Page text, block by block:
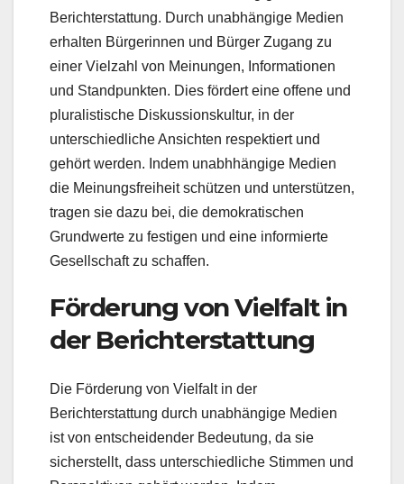
Berichterstattung. Durch unabhängige Medien
erhalten Bürgerinnen und Bürger Zugang zu
einer Vielzahl von Meinungen, Informationen
und Standpunkten. Dies fördert eine offene und
pluralistische Diskussionskultur, in der
unterschiedliche Ansichten respektiert und
gehört werden. Indem unabhhängige Medien
die Meinungsfreiheit schützen und unterstützen,
tragen sie dazu bei, die demokratischen
Grundwerte zu festigen und eine informierte
Gesellschaft zu schaffen.
Förderung von Vielfalt in
der Berichterstattung
Die Förderung von Vielfalt in der
Berichterstattung durch unabhängige Medien
ist von entscheidender Bedeutung, da sie
sicherstellt, dass unterschiedliche Stimmen und